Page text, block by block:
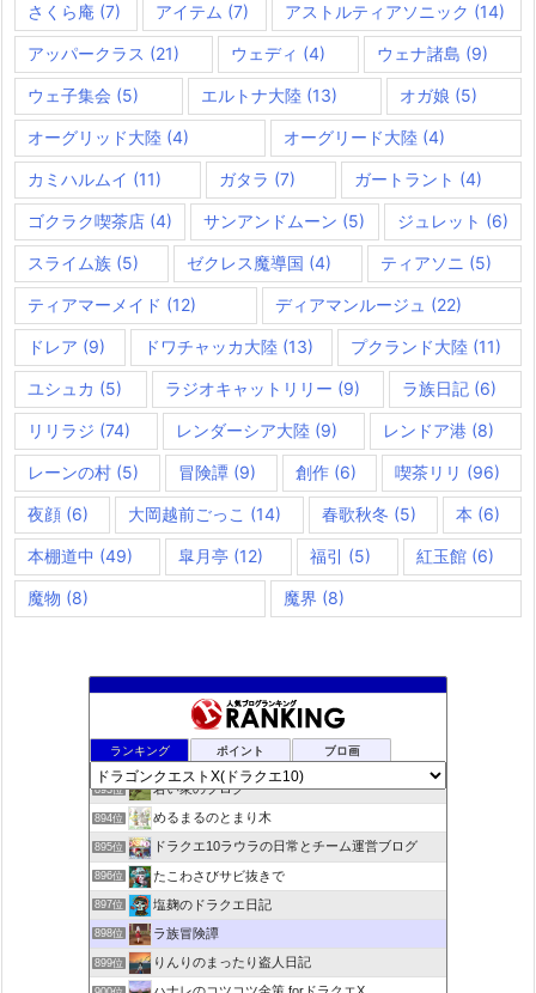
さくら庵 (7) アイテム (7) アストルティアソニック (14)
アッパークラス (21) ウェディ (4) ウェナ諸島 (9)
ウェ子集会 (5) エルトナ大陸 (13) オガ娘 (5)
オーグリッド大陸 (4) オーグリード大陸 (4)
カミハルムイ (11) ガタラ (7) ガートラント (4)
ゴクラク喫茶店 (4) サンアンドムーン (5) ジュレット (6)
スライム族 (5) ゼクレス魔導国 (4) ティアソニ (5)
ティアマーメイド (12) ディアマンルージュ (22)
ドレア (9) ドワチャッカ大陸(13) プクランド大陸 (11)
ユシュカ (5) ラジオキャットリリー (9) ラ族日記 (6)
リリラジ (74) レンダーシア大陸 (9) レンドア港 (8)
レーンの村 (5) 冒険譚(9) 創作(6) 喫茶リリ (96)
夜顔 (6) 大岡越前ごっこ (14) 春歌秋冬 (5) 本 (6)
本棚道中 (49) 皐月亭 (12) 福引 (5) 紅玉館(6)
魔物 (8) 魔界 (8)
ランキング ポイント ブロ画
rosappiのブログ
892位 小さな村
893位 若い衆のブログ
894位 めるまるのとまり木
895位 ドラクエ10ラウラの日常とチーム運営ブログ
896位 たこわさびサビ抜きで
897位 塩麹のドラクエ日記
898位 ラ族冒険譚
899位 りんりのまったり盗人日記